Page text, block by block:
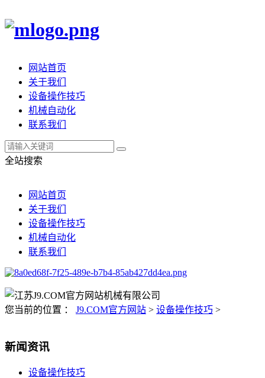
网站首页
关于我们
设备操作技巧
机械自动化
联系我们
全站搜索
网站首页
关于我们
设备操作技巧
机械自动化
联系我们
您当前的位置 ： J9.COM官方网站 > 设备操作技巧 >
新闻资讯
设备操作技巧